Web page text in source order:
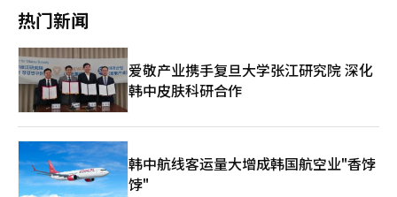
大至公共研究机构。特别是支持的中小企业将专注于商业化国家研
发完成的项目或从公共研究机构转让技术进行商业化的企业。 商
业化担保将不再仅依赖企业单元评估，而是根据商业成果进行差异
化评估，最高可获得100亿韩元的支持。 流动化担保则将根据企业
当前的销售额以及未来商业化的可能性和价值进行评估。 中小企
业部技术创新政策官黄英浩
热门新闻
爱敬产业携手复旦大学张江研究院 深化
韩中皮肤科研合作
韩中航线客运量大增成韩国航空业"香饽
饽"